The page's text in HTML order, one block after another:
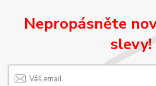
Nepropásněte
slevy!